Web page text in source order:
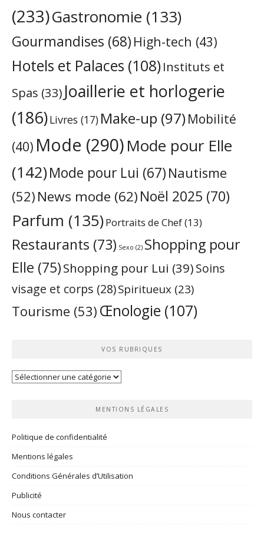
(233)Gastronomie (133)
Gourmandises (68) High-tech (43)
Hotels et Palaces (108) Instituts et
Spas (33) Joaillerie et horlogerie
(186)Livres (17) Make-up (97) Mobilité
(40) Mode (290)Mode pour Elle
(142)Mode pour Lui (67) Nautisme
(52) News mode (62)Noël 2025 (70)
Parfum (135)Portraits de Chef(13)
Restaurants (73) Sexo (2) Shopping pour
Elle (75)Shopping pour Lui (39)Soins
visage et corps (28)Spiritueux (23)
Tourisme (53) Œnologie (107)
VOS RUBRIQUES
Vos
MENTIONS LÉGALES
Politique de confidentialité
Mentions légales
Conditions Générales d’Utilisation
Publicité
Nous contacter